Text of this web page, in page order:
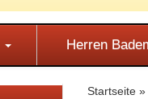
Herren
Startseite »